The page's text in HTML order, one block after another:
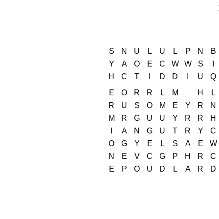
S N U L U L P N
B
Y
A O E C W W S
H
C T D D U
Q
E
O R R L M H
L
R
U S O M E Y R
N
M
R G U U Y R R
H
A N G U T R Y
C
O
G Y E L S A E
W
N
E V C G P H R
C
E
P O U D L A R D